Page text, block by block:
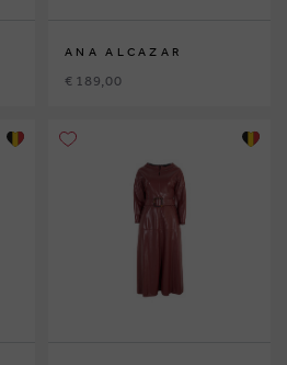
ANA ALCAZAR
€ 189,00